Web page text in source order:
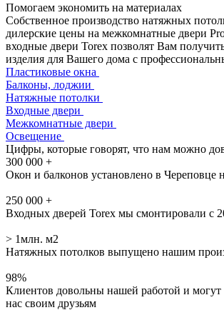
Помогаем экономить на материалах
Собственное производство натяжных
дилерские цены на межкомнатные двери
входные двери Torex позволят Вам
изделия для Вашего дома с
Пластиковые окна
Балконы, лоджии
Натяжные потолки
Входные двери
Межкомнатные двери
Освещение
Цифры, которые говорят, что нам можно
300 000 +
Окон и балконов установлено в Череповце
250 000 +
Входных дверей Torex мы смонтировали с
> 1млн. м2
Натяжных потолков выпущено нашим
98%
Клиентов довольны нашей работой и могут
нас своим друзьям